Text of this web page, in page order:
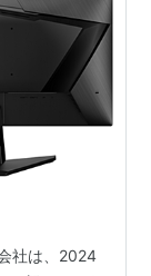
社は、2024